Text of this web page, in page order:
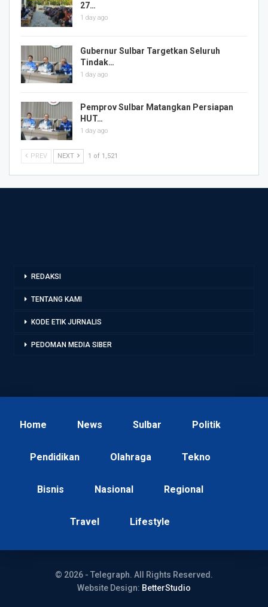
27…
1 day ago
Gubernur Sulbar Targetkan Seluruh
Tindak…
1 day ago
Pemprov Sulbar Matangkan Persiapan
HUT…
1 day ago
PREV NEXT 1 of 1,521
REDAKSI
TENTANG KAMI
KODE ETIK JURNALIS
PEDOMAN MEDIA SIBER
Home News Sulbar Politik
Pendidikan Olahraga Tekno
Bisnis Nasional Regional
Travel Lifestyle
© 2026 - Telegraph. All Rights Reserved.
Website Design: BetterStudio